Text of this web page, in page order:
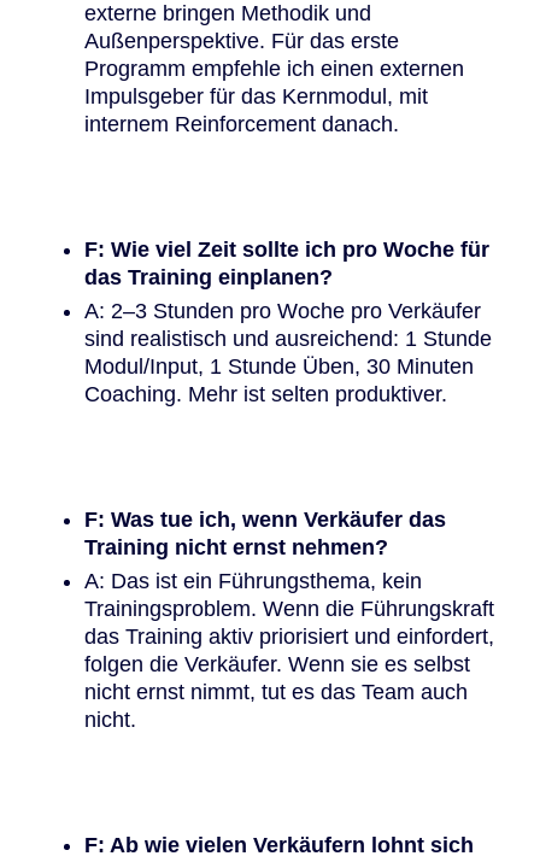
externe bringen Methodik und
Außenperspektive. Für das erste
Programm empfehle ich einen externen
Impulsgeber für das Kernmodul, mit
internem Reinforcement danach.
F: Wie viel Zeit sollte ich pro Woche für
das Training einplanen?
A: 2–3 Stunden pro Woche pro Verkäufer
sind realistisch und ausreichend: 1 Stunde
Modul/Input, 1 Stunde Üben, 30 Minuten
Coaching. Mehr ist selten produktiver.
F: Was tue ich, wenn Verkäufer das
Training nicht ernst nehmen?
A: Das ist ein Führungsthema, kein
Trainingsproblem. Wenn die Führungskraft
das Training aktiv priorisiert und einfordert,
folgen die Verkäufer. Wenn sie es selbst
nicht ernst nimmt, tut es das Team auch
nicht.
F: Ab wie vielen Verkäufern lohnt sich